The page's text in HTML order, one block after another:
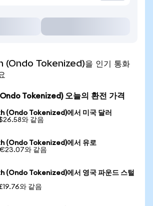
Tokenized)을 인기 통화
Tokenized) 오늘의 환전 가격
(Ondo Tokenized)에서 미국 달러
와 같음
(Ondo Tokenized)에서 유로
와 같음
(Ondo Tokenized)에서 영국 파운드 스털
와 같음